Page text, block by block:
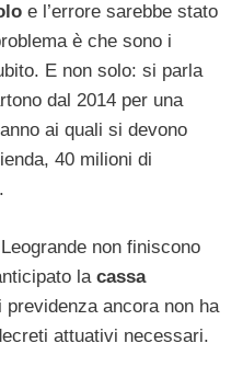
e l’errore sarebbe stato
è che sono i
E non solo: si parla
dal 2014 per una
ai quali si devono
40 milioni di
non finiscono
la cassa
previdenza ancora non ha
attuativi necessari.